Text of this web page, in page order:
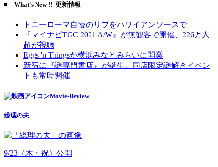
■ What's New !! -更新情報-
トニーローマ自慢のリブをハワイアンソースで
『マイナビTGC 2021 A/W』が無観客で開催、226万人
超が視聴
Eggs 'n Thingsが横浜みなとみらいに開業
新宿に『謎専門書店』が誕生、同店限定謎解きイベン
トも常時開催
Movie-Review
総理の夫
9/23（木・祝）公開